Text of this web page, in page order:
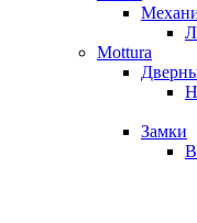
Mottura
Замки